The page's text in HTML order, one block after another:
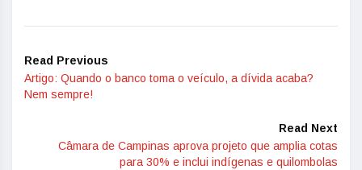
Read Previous
Artigo: Quando o banco toma o veículo, a dívida acaba?
Nem sempre!
Read Next
Câmara de Campinas aprova projeto que amplia cotas
para 30% e inclui indígenas e quilombolas